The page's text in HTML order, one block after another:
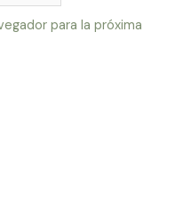
para la próxima